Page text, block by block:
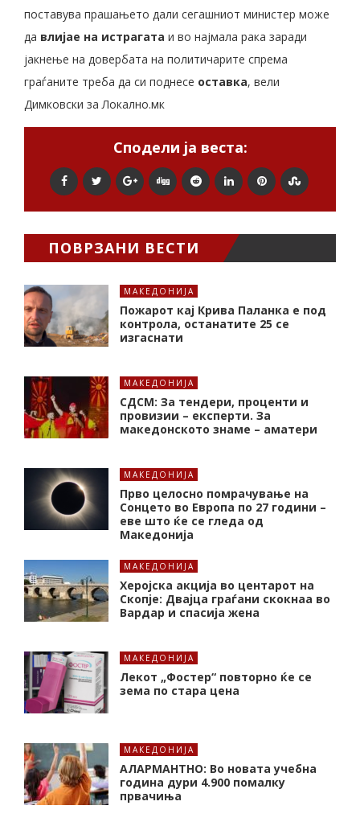
поставува прашањето дали сегашниот министер може
да влијае на истрагата и во најмала рака заради
јакнење на довербата на политичарите спрема
граѓаните треба да си поднесе оставка, вели
Димковски за Локално.мк
Сподели ја веста:
ПОВРЗАНИ ВЕСТИ
МАКЕДОНИЈА
Пожарот кај Крива Паланка е под
контрола, останатите 25 се
изгаснати
МАКЕДОНИЈА
СДСМ: За тендери, проценти и
провизии – експерти. За
македонското знаме – аматери
МАКЕДОНИЈА
Прво целосно помрачување на
Сонцето во Европа по 27 години –
еве што ќе се гледа од
Македонија
МАКЕДОНИЈА
Херојска акција во центарот на
Скопје: Двајца граѓани скокнаа во
Вардар и спасија жена
МАКЕДОНИЈА
Лекот „Фостер“ повторно ќе се
зема по стара цена
МАКЕДОНИЈА
АЛАРМАНТНО: Во новата учебна
година дури 4.900 помалку
првачиња